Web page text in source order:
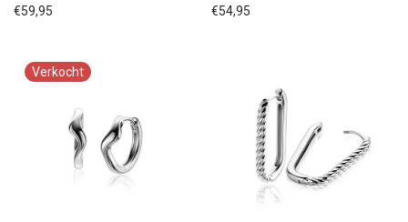
€59,95 €54,95